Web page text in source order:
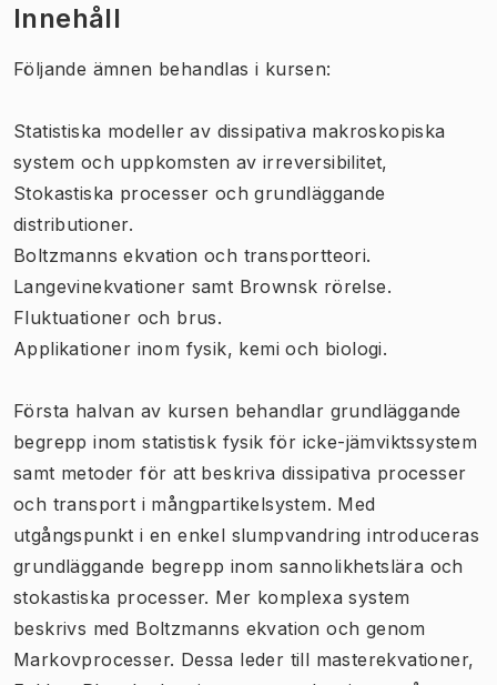
Innehåll
Följande ämnen behandlas i kursen:
Statistiska modeller av dissipativa makroskopiska
system och uppkomsten av irreversibilitet,
Stokastiska processer och grundläggande
distributioner.
Boltzmanns ekvation och transportteori.
Langevinekvationer samt Brownsk rörelse.
Fluktuationer och brus.
Applikationer inom fysik, kemi och biologi.
Första halvan av kursen behandlar grundläggande
begrepp inom statistisk fysik för icke-jämviktssystem
samt metoder för att beskriva dissipativa processer
och transport i mångpartikelsystem. Med
utgångspunkt i en enkel slumpvandring introduceras
grundläggande begrepp inom sannolikhetslära och
stokastiska processer. Mer komplexa system
beskrivs med Boltzmanns ekvation och genom
Markovprocesser. Dessa leder till masterekvationer,